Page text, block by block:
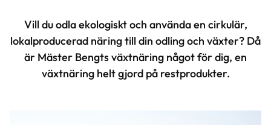
Vill du odla ekologiskt och använda en cirkulär,
lokalproducerad näring till din odling och växter? Då
är Mäster Bengts växtnäring något för dig, en
växtnäring helt gjord på restprodukter.